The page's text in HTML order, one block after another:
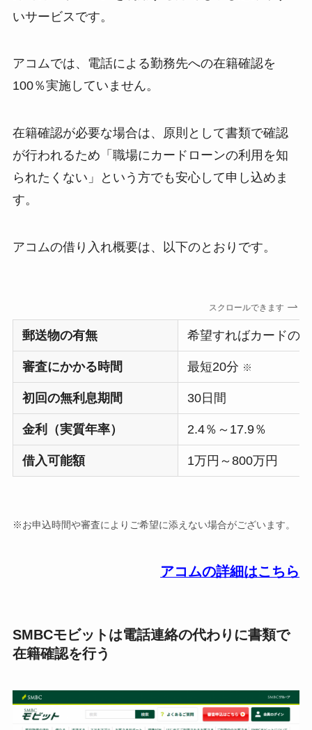
いサービスです。
アコムでは、電話による勤務先への在籍確認を
100％実施していません。
在籍確認が必要な場合は、原則として書類で確認
が行われるため「職場にカードローンの利用を知
られたくない」という方でも安心して申し込めま
す。
アコムの借り入れ概要は、以下のとおりです。
スクロールできます
郵送物の有無 希望すればカードの
審査にかかる時間 最短20分 ※
初回の無利息期間 30日間
金利（実質年率） 2.4％～17.9％
借入可能額 1万円～800万円
※お申込時間や審査によりご希望に添えない場合がございます。
アコムの詳細はこちら
SMBCモビットは電話連絡の代わりに書類で
在籍確認を行う